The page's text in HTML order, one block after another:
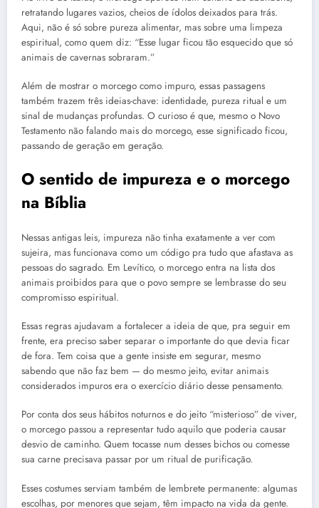
retratando lugares vazios, cheios de ídolos deixados para trás.
Aqui, não é só sobre pureza alimentar, mas sobre uma limpeza
espiritual, como quem diz: “Esse lugar ficou tão esquecido que só
animais de cavernas sobraram.”
Além de mostrar o morcego como impuro, essas passagens
também trazem três ideias-chave: identidade, pureza ritual e um
sinal de mudanças profundas. O curioso é que, mesmo o Novo
Testamento não falando mais do morcego, esse significado ficou,
passando de geração em geração.
O sentido de impureza e o morcego
na Bíblia
Nessas antigas leis, impureza não tinha exatamente a ver com
sujeira, mas funcionava como um código pra tudo que afastava as
pessoas do sagrado. Em Levítico, o morcego entra na lista dos
animais proibidos para que o povo sempre se lembrasse do seu
compromisso espiritual.
Essas regras ajudavam a fortalecer a ideia de que, pra seguir em
frente, era preciso saber separar o importante do que devia ficar
de fora. Tem coisa que a gente insiste em segurar, mesmo
sabendo que não faz bem — do mesmo jeito, evitar animais
considerados impuros era o exercício diário desse pensamento.
Por conta dos seus hábitos noturnos e do jeito “misterioso” de viver,
o morcego passou a representar tudo aquilo que poderia causar
desvio de caminho. Quem tocasse num desses bichos ou comesse
sua carne precisava passar por um ritual de purificação.
Esses costumes serviam também de lembrete permanente: algumas
escolhas, por menores que sejam, têm impacto na vida da gente.